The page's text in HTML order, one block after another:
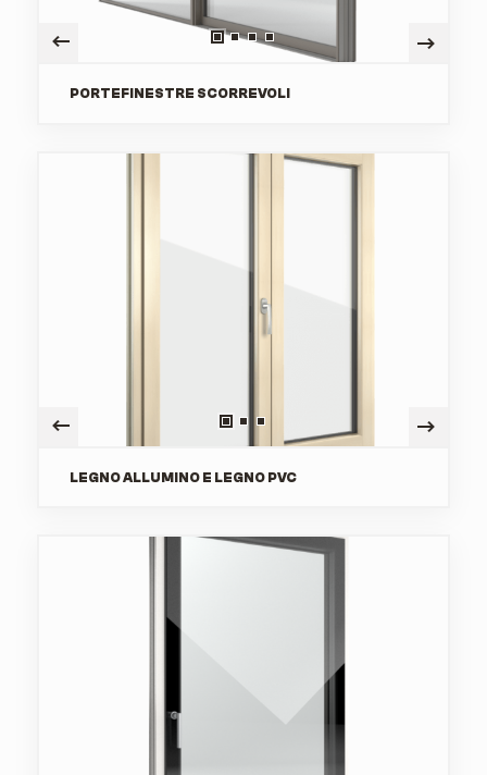
PORTEFINESTRE SCORREVOLI
LEGNO ALLUMINO E LEGNO PVC